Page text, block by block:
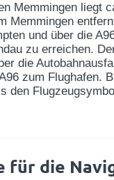
Memmingen liegt
Memmingen
und über die
zu erreichen.
die
zum Flughafen.
den
für die